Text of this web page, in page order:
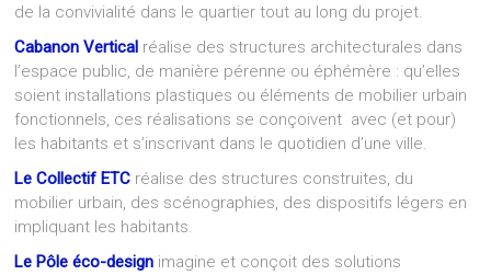
de la convivialité dans le quartier tout au long du projet.
Cabanon Vertical réalise des structures architecturales dans
l’espace public, de manière pérenne ou éphémère : qu’elles
soient installations plastiques ou éléments de mobilier urbain
fonctionnels, ces réalisations se conçoivent avec (et pour)
les habitants et s’inscrivant dans le quotidien d’une ville.
Le Collectif ETC réalise des structures construites, du
mobilier urbain, des scénographies, des dispositifs légers en
impliquant les habitants.
Le Pôle éco-design imagine et conçoit des solutions